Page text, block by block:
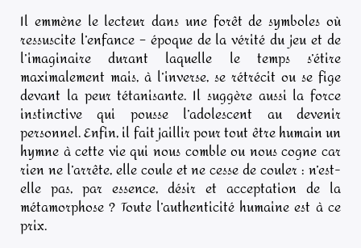
Il emmène le lecteur dans une forêt de symboles où
ressuscite l’enfance – époque de la vérité du jeu et de
l’imaginaire durant laquelle le temps s’étire
maximalement mais, à l’inverse, se rétrécit ou se fige
devant la peur tétanisante. Il suggère aussi la force
instinctive qui pousse l’adolescent au devenir
personnel. Enfin, il fait jaillir pour tout être humain un
hymne à cette vie qui nous comble ou nous cogne car
rien ne l’arrête, elle coule et ne cesse de couler : n’est-
elle pas, par essence, désir et acceptation de la
métamorphose ? Toute l’authenticité humaine est à ce
prix.